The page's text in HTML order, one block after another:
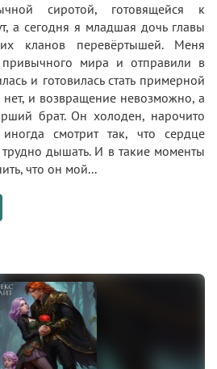
сиротой, готовящейся к
а сегодня я младшая дочь главы
кланов перевёртышей. Меня
мира и отправили в
и готовилась стать примерной
и возвращение невозможно, а
брат. Он холоден, нарочито
смотрит так, что сердце
трудно дышать. И в такие моменты
что он мой...